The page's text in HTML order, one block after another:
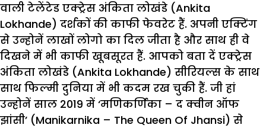
वाली टेलेंटेड एक्ट्रेस अंकिता लोखंडे (Ankita
Lokhande) दर्शकों की काफी फेवरेट हैं. अपनी एक्टिंग
से उन्होनें लाखों लोगो का दिल जीता है और साथ ही वे
दिखने में भी काफी खूबसूरत हैं. आपको बता दें एक्ट्रेस
अंकिता लोखंडे (Ankita Lokhande) सीरियल्स के साथ
साथ फिल्मी दुनिया में भी कदम रख चुकी हैं. जी हां
उन्होनें साल 2019 में ‘मणिकर्णिका – द क्वीन ऑफ
झांसी’ (Manikarnika – The Queen Of Jhansi) से